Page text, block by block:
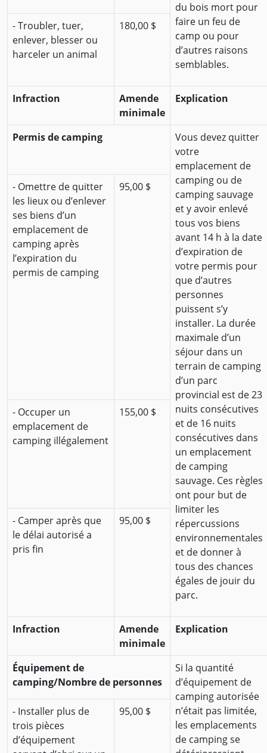
du bois mort pour
faire un feu de
camp ou pour
d’autres raisons
semblables.
- Troubler, tuer,
enlever, blesser ou
harceler un animal
180,00 $
Infraction
Amende
minimale
Explication
Permis de camping
Vous devez quitter
votre
emplacement de
camping ou de
camping sauvage
et y avoir enlevé
tous vos biens
avant 14 h à la date
d’expiration de
votre permis pour
que d’autres
personnes
puissent s’y
installer. La durée
maximale d’un
séjour dans un
terrain de camping
d’un parc
provincial est de 23
nuits consécutives
et de 16 nuits
consécutives dans
un emplacement
de camping
sauvage. Ces règles
ont pour but de
limiter les
répercussions
environnementales
et de donner à
tous des chances
égales de jouir du
parc.
- Omettre de quitter
les lieux ou d’enlever
ses biens d’un
emplacement de
camping après
l’expiration du
permis de camping
95,00 $
- Occuper un
emplacement de
camping illégalement
155,00 $
- Camper après que
le délai autorisé a
pris fin
95,00 $
Infraction
Amende
minimale
Explication
Équipement de
camping/Nombre de personnes
Si la quantité
d’équipement de
camping autorisée
n’était pas limitée,
les emplacements
de camping se
- Installer plus de
trois pièces
d’équipement
95,00 $